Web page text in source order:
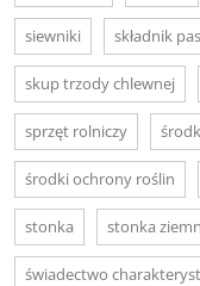
siewniki składnik
skup trzody chlewnej
sprzęt rolniczy
środki ochrony roślin
stonka stonka
świadectwo